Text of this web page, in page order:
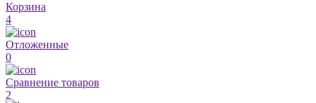
Корзина
4
Отложенные
0
Сравнение товаров
2